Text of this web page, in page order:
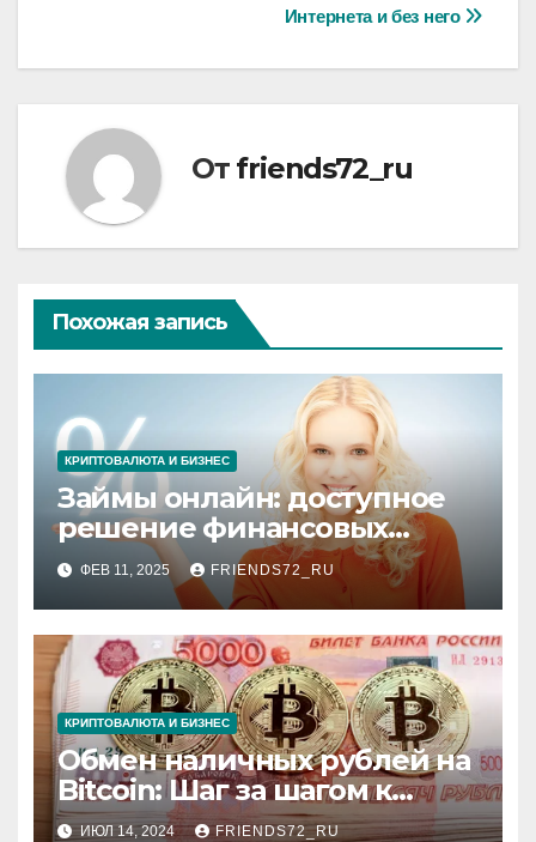
Интернета и без него
От friends72_ru
Похожая запись
КРИПТОВАЛЮТА И БИЗНЕС
Займы онлайн: доступное
решение финансовых
потребностей
ФЕВ 11, 2025 FRIENDS72_RU
КРИПТОВАЛЮТА И БИЗНЕС
Обмен наличных рублей на
Bitcoin: Шаг за шагом к
цифровым активам
ИЮЛ 14, 2024 FRIENDS72_RU